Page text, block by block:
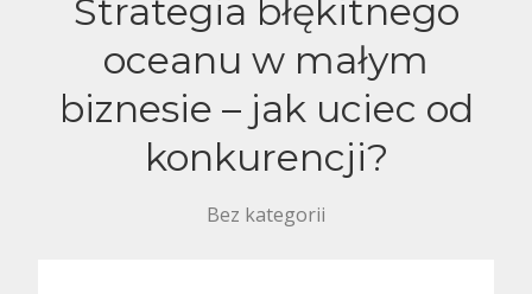
Strategia błękitnego
oceanu w małym
biznesie – jak uciec od
konkurencji?
Bez kategorii